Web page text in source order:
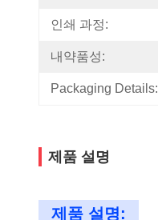
인쇄 과정:
내약품성:
Packaging Details:
제품 설명
제품 설명: